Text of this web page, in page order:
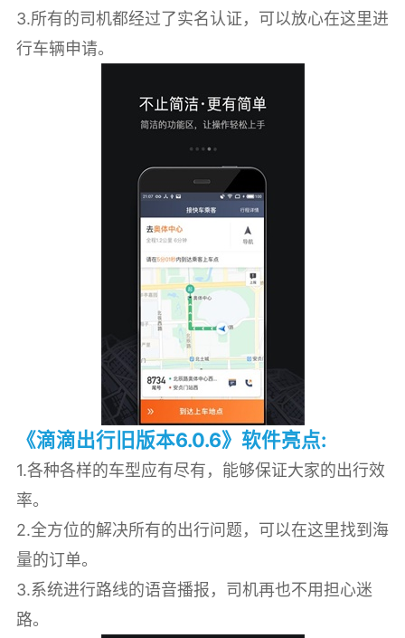
3.所有的司机都经过了实名认证，可以放心在这里进
行车辆申请。
《滴滴出行旧版本6.0.6》软件亮点:
1.各种各样的车型应有尽有，能够保证大家的出行效
率。
2.全方位的解决所有的出行问题，可以在这里找到海
量的订单。
3.系统进行路线的语音播报，司机再也不用担心迷
路。